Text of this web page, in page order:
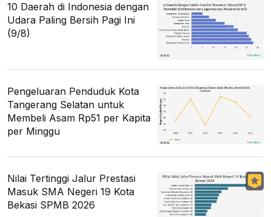
10 Daerah di Indonesia dengan
Udara Paling Bersih Pagi Ini
(9/8)
Pengeluaran Penduduk Kota
Tangerang Selatan untuk
Membeli Asam Rp51 per Kapita
per Minggu
Nilai Tertinggi Jalur Prestasi
Masuk SMA Negeri 19 Kota
Bekasi SPMB 2026